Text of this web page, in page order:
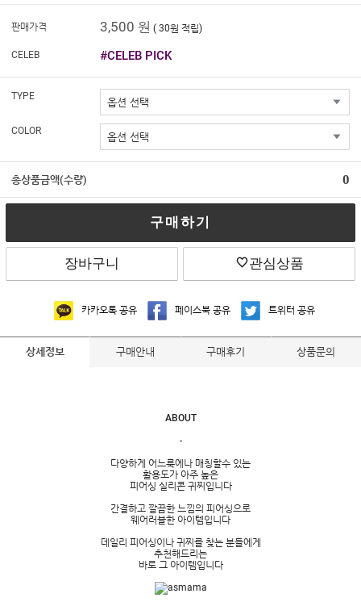
판매가격 3,500 원 ( 30원 적립)
CELEB #CELEB PICK
TYPE
COLOR
총상품금액(수량) 0
구매하기
장바구니 관심상품
카카오톡 공유 페이스북 공유 트위터 공유
상세정보 구매안내 구매후기 상품문의
ABOUT
-
다양하게 어느룩에나 매칭할수 있는
활용도가 아주 높은
피어싱 실리콘 귀찌입니다
간결하고 깔끔한 느낌의 피어싱으로
웨어러블한 아이템입니다
데일리 피어싱이나 귀찌를 찾는 분들에게
추천해드리는
바로 그 아이템입니다